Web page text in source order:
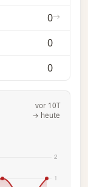
0
0
0
vor 10T
→ heute